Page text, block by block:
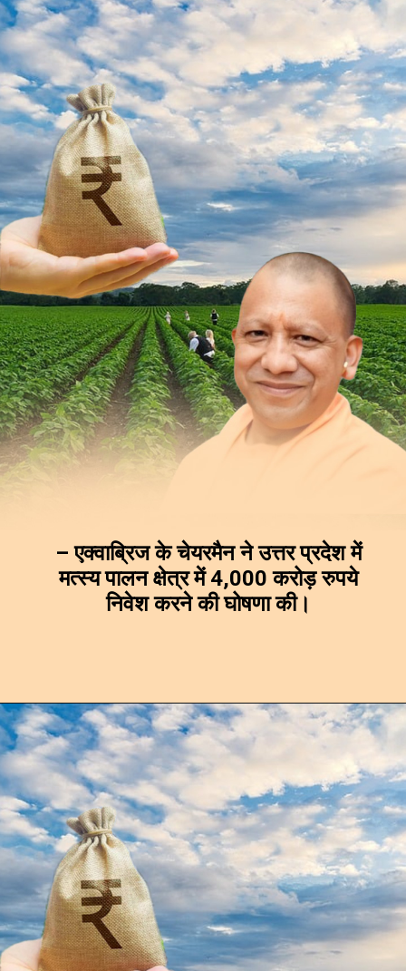
– एक्वाब्रिज के चेयरमैन ने उत्तर प्रदेश में
मत्स्य पालन क्षेत्र में 4,000 करोड़ रुपये
निवेश करने की घोषणा की।